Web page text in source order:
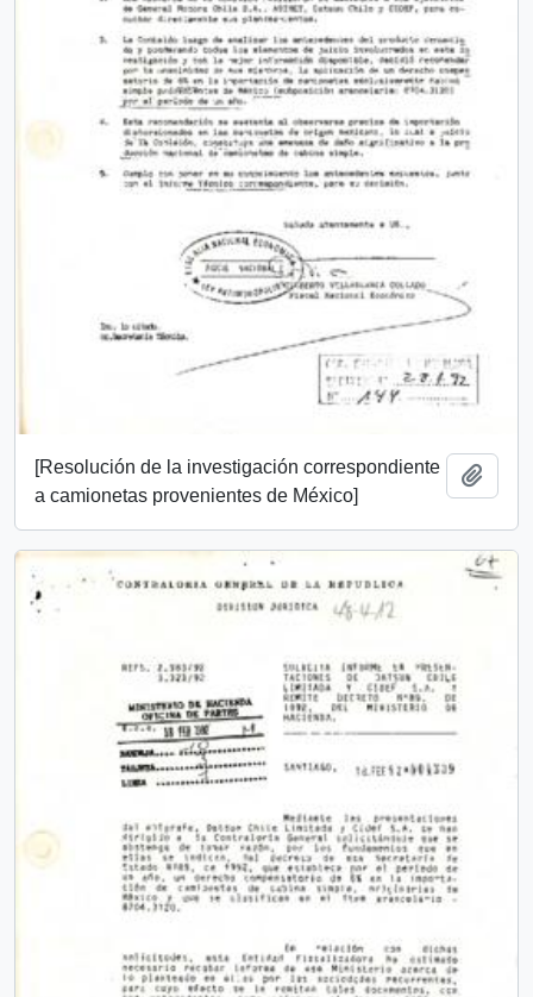
[Resolución de la investigación correspondiente
a camionetas provenientes de México]